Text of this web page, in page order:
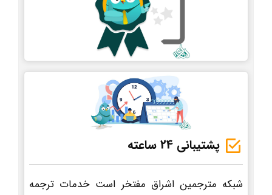
پشتیبانی 24 ساعته
شبکه مترجمین اشراق مفتخر است خدمات ترجمه